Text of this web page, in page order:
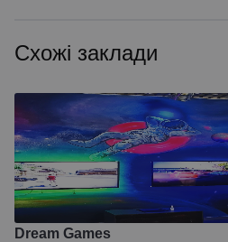
Схожі заклади
Dream Games